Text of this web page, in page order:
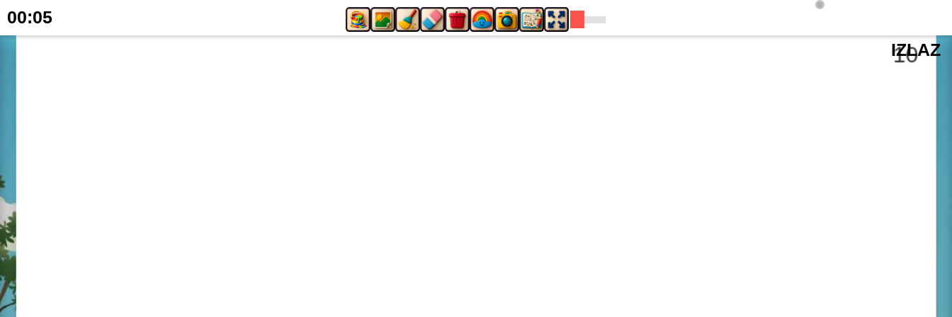
00:05
IZLAZ